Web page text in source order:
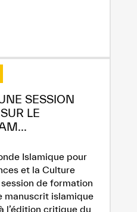
SESSION
LE
Islamique pour
et la Culture
de formation
manuscrit islamique
l’édition critique du